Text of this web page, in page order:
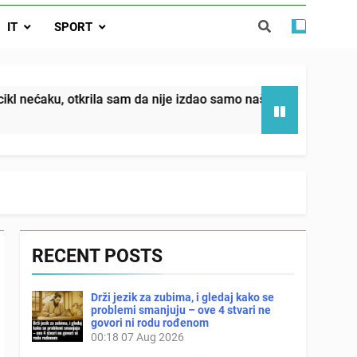
nije izdao samo našu kćer, nego je
sin već sutradan oženio ljubavnicom,
i da iza bolničkog stakla već čekaju
IT SPORT
nije izdao samo našu kćer, nego je svojim potpisom
RECENT POSTS
Drži jezik za zubima, i gledaj kako se
problemi smanjuju – ove 4 stvari ne
govori ni rodu rođenom
00:18 07 Aug 2026